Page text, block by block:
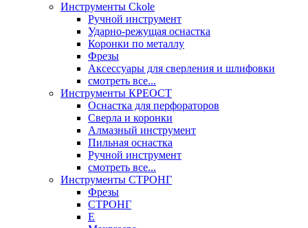
Инструменты Ckole
Ручной инструмент
Ударно‑режущая оснастка
Коронки по металлу
Фрезы
Аксессуары для сверления и шлифовки
смотреть все...
Инструменты КРЕОСТ
Оснастка для перфораторов
Сверла и коронки
Алмазный инструмент
Пильная оснастка
Ручной инструмент
смотреть все...
Инструменты СТРОНГ
Фрезы
СТРОНГ
Е